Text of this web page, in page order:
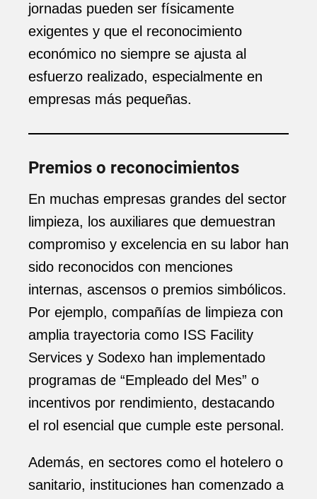
jornadas pueden ser físicamente
exigentes y que el reconocimiento
económico no siempre se ajusta al
esfuerzo realizado, especialmente en
empresas más pequeñas.
Premios o reconocimientos
En muchas empresas grandes del sector
limpieza, los auxiliares que demuestran
compromiso y excelencia en su labor han
sido reconocidos con menciones
internas, ascensos o premios simbólicos.
Por ejemplo, compañías de limpieza con
amplia trayectoria como ISS Facility
Services y Sodexo han implementado
programas de “Empleado del Mes” o
incentivos por rendimiento, destacando
el rol esencial que cumple este personal.
Además, en sectores como el hotelero o
sanitario, instituciones han comenzado a